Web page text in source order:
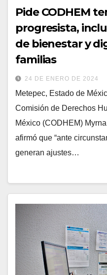
Pide CODHEM
progresista,
de bienestar y
familias
24 DE ENERO DE 2024
Metepec, Estado de
Comisión de Derechos
México (CODHEM)
afirmó que “ante
generan ajustes…